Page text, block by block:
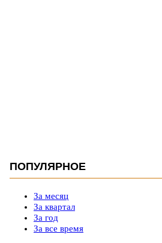
ПОПУЛЯРНОЕ
За месяц
За квартал
За год
За все время